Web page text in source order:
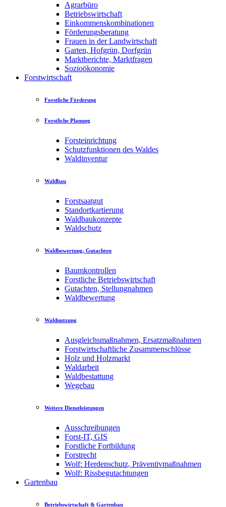
Agrarbüro
Betriebswirtschaft
Einkommenskombinationen
Förderungsberatung
Frauen in der Landwirtschaft
Garten, Hofgrün, Dorfgrün
Marktberichte, Marktfragen
Sozioökonomie
Forstwirtschaft
Forstliche Förderung
Forstliche Planung
Forsteinrichtung
Schutzfunktionen des Waldes
Waldinventur
Waldbau
Forstsaatgut
Standortkartierung
Waldbaukonzepte
Waldschutz
Waldbewertung, Gutachten
Baumkontrollen
Forstliche Betriebswirtschaft
Gutachten, Stellungnahmen
Waldbewertung
Waldnutzung
Ausgleichsmaßnahmen, Ersatzmaßnahmen
Forstwirtschaftliche Zusammenschlüsse
Holz und Holzmarkt
Waldarbeit
Waldbestattung
Wegebau
Weitere Dienstleistungen
Ausschreibungen
Forst-IT, GIS
Forstliche Fortbildung
Forstrecht
Wolf: Herdenschutz, Präventivmaßnahmen
Wolf: Rissbegutachtungen
Gartenbau
Betriebswirtschaft & Gartenbau